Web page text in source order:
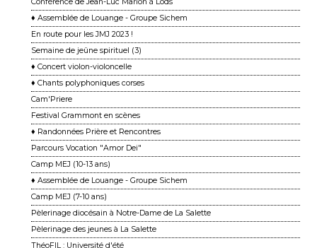
♦ Assemblée de Louange - Groupe Sichem
En route pour les JMJ 2023 !
Semaine de jeûne spirituel (3)
♦ Concert violon-violoncelle
♦ Chants polyphoniques corses
Cam'Priere
Festival Grammont en scènes
♦ Randonnées Prière et Rencontres
Parcours Vocation "Amor Dei"
Camp MEJ (10-13 ans)
♦ Assemblée de Louange - Groupe Sichem
Camp MEJ (7-10 ans)
Pèlerinage diocésain à Notre-Dame de La Salette
Pèlerinage des jeunes à La Salette
ThéoFIL : Université d'été